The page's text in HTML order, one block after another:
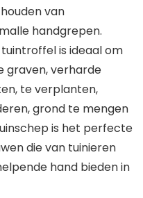
van
handgrepen.
is ideaal om
graven, verharde
te verplanten,
grond te mengen
is het perfecte
die van tuinieren
hand bieden in